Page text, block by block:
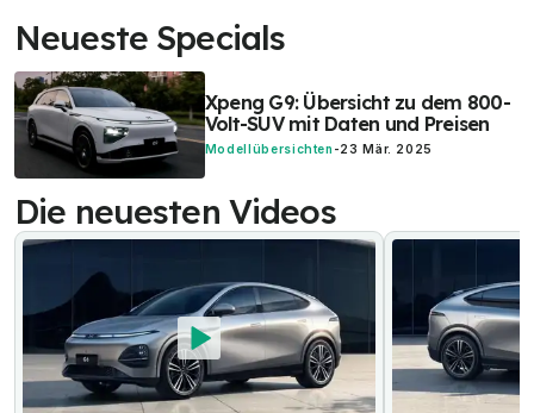
Neueste Specials
Xpeng G9: Übersicht zu dem 800-
Volt-SUV mit Daten und Preisen
Modellübersichten -23 Mär. 2025
Die neuesten Videos